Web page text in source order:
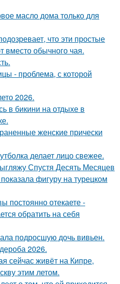
масло дома только для
что эти простые
вместо обычного чая.
- проблема, с которой
2026.
в бикини на отдыхе в
женские прически
делает лицо свежее.
Спустя Десять Месяцев
фигуру на турецком
постоянно отекаете -
обратить на себя
подросшую дочь вивьен.
2026.
сейчас живёт на Кипре,
этим летом.